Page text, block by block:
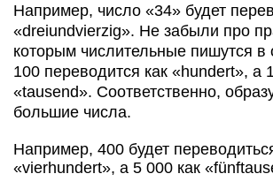
Например, число «34» будет
«dreiundvierzig». Не забыли про
которым числительные пишутся в
100 переводится как «hundert», а
«tausend». Соответственно,
большие числа.
Например, 400 будет
«vierhundert», а 5 000 как